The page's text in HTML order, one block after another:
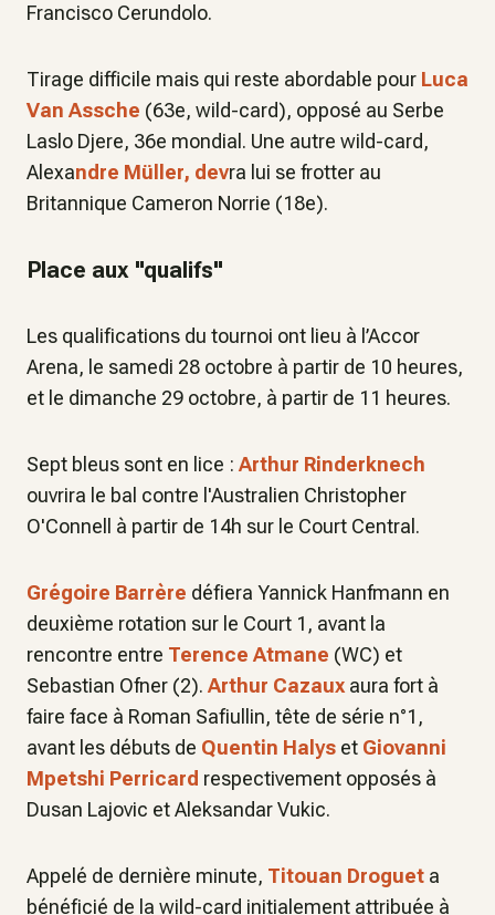
Francisco Cerundolo.
Tirage difficile mais qui reste abordable pour Luca
Van Assche (63e, wild-card), opposé au Serbe
Laslo Djere, 36e mondial. Une autre wild-card,
Alexandre Müller, devra lui se frotter au
Britannique Cameron Norrie (18e).
Place aux "qualifs"
Les qualifications du tournoi ont lieu à l’Accor
Arena, le samedi 28 octobre à partir de 10 heures,
et le dimanche 29 octobre, à partir de 11 heures.
Sept bleus sont en lice : Arthur Rinderknech
ouvrira le bal contre l'Australien Christopher
O'Connell à partir de 14h sur le Court Central.
Grégoire Barrère défiera Yannick Hanfmann en
deuxième rotation sur le Court 1, avant la
rencontre entre Terence Atmane (WC) et
Sebastian Ofner (2). Arthur Cazaux aura fort à
faire face à Roman Safiullin, tête de série n°1,
avant les débuts de Quentin Halys et Giovanni
Mpetshi Perricard respectivement opposés à
Dusan Lajovic et Aleksandar Vukic.
Appelé de dernière minute, Titouan Droguet a
bénéficié de la wild-card initialement attribuée à